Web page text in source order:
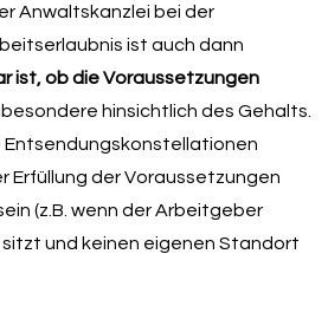
Anwaltskanzlei bei der
ist auch dann
ist, ob die Voraussetzungen
hinsichtlich des Gehalts.
Erfüllung der Voraussetzungen
(z.B. wenn der Arbeitgeber
und keinen eigenen Standort